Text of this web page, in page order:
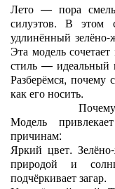
Лето — пора
силуэтов. В этом
удлинённый
Эта модель
стиль — идеальный
Разберёмся, почему
как его носить.
Модель
причинам:
Яркий цвет.
природой и
подчёркивает загар.